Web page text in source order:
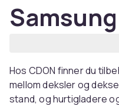
Hos CDON finner du
mellom deksler og
stand, og hurtigladere